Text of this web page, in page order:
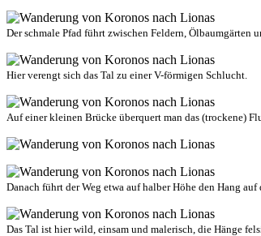
Der schmale Pfad führt zwischen Feldern, Ölbaumgärten
Hier verengt sich das Tal zu einer V-förmigen Schlucht.
Auf einer kleinen Brücke überquert man das (trockene)
Danach führt der Weg etwa auf halber Höhe den Hang
Das Tal ist hier wild, einsam und malerisch, die Hänge